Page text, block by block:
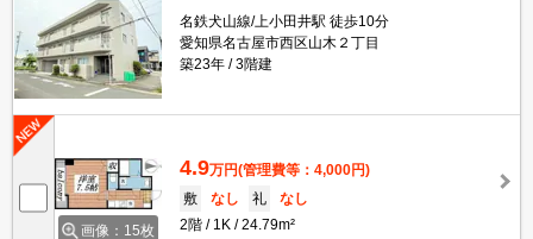
名鉄犬山線/上小田井駅 徒歩10分
愛知県名古屋市西区山木２丁目
築23年
3階建
画像：15枚
4.9万円(管理費等：4,000円)
敷
なし 礼
なし
2階
1K 24.79m²